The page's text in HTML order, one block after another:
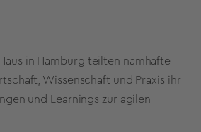
in Hamburg teilten namhafte
Wissenschaft und Praxis ihr
und Learnings zur agilen